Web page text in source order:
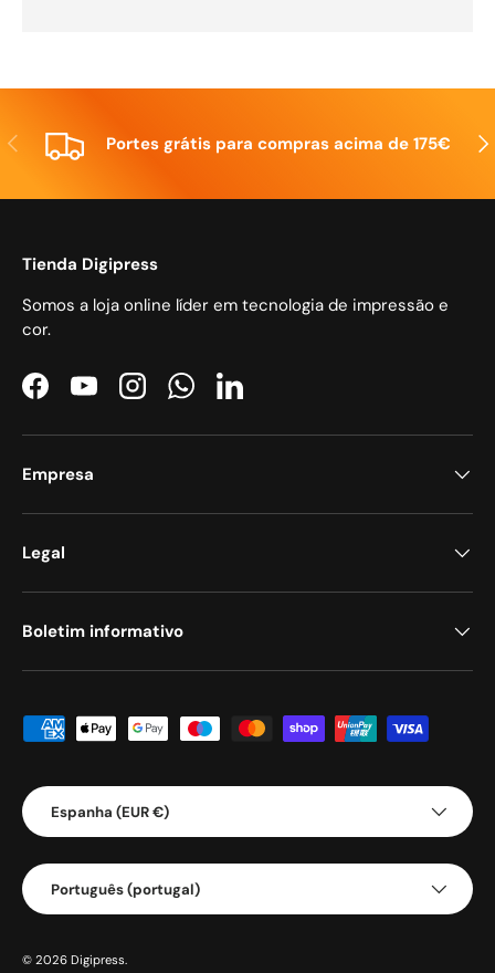
Anterior Portes grátis para compras acima de 175€
Tienda Digipress
Somos a loja online líder em tecnologia de impressão e
cor.
FacebookYouTubeInstagramWhatsAppLinkedIn
Empresa
Legal
Boletim informativo
Métodos de pagamento aceites
País/Região
Espanha (EUR €)
Idioma
Português (portugal)
© 2026 Digipress.